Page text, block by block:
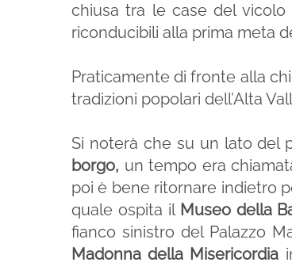
chiusa tra le case del
riconducibili alla prima meta
Praticamente di fronte alla
tradizioni popolari dell’Alta
Si noterà che su un lato del
borgo, un tempo era
poi è bene ritornare indietro
quale ospita il Museo della
fianco sinistro del Palazzo
Madonna della Misericordia